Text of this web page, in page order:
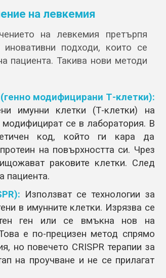
на левкемия
на левкемия претърпя
подходи, които се
пациента. Такива нови методи
модифицирани Т-клетки):
имунни клетки (Т-клетки) на
модифицират се в лаборатория. В
код, който ги кара да
на повърхността си. Чрез
раковите клетки. След
пациента.
Използват се технологии за
в имунните клетки. Изрязва се
ген или се вмъкна нов на
е по-прецизен метод спрямо
но повечето CRISPR терапии за
на проучване и не се прилагат